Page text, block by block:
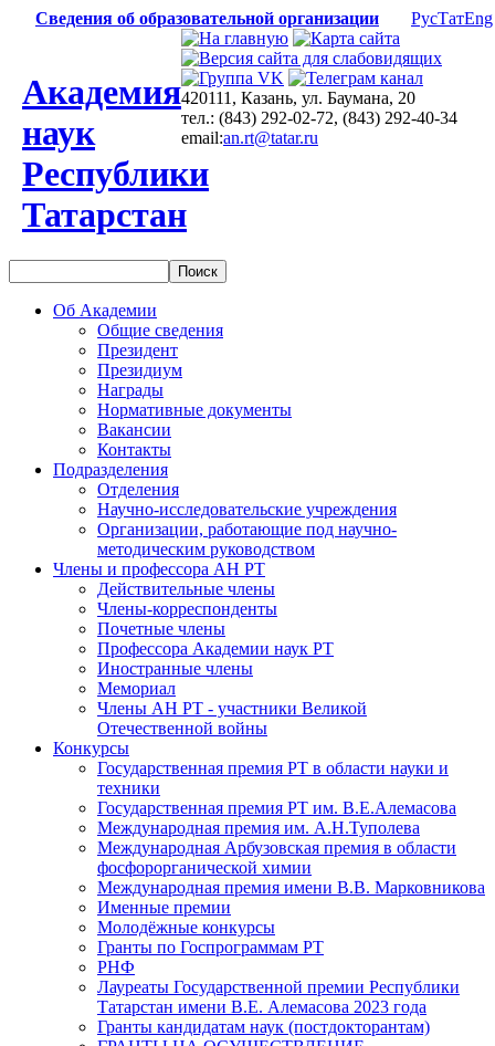
Сведения об образовательной организации РусТатEng
Академия
наук
Республики
Татарстан
420111, Казань, ул. Баумана, 20
тел.: (843) 292-02-72, (843) 292-40-34
email:an.rt@tatar.ru
Об Академии
Общие сведения
Президент
Президиум
Награды
Нормативные документы
Вакансии
Контакты
Подразделения
Отделения
Научно-исследовательские учреждения
Организации, работающие под научно-
методическим руководством
Члены и профессора АН РТ
Действительные члены
Члены-корреспонденты
Почетные члены
Профессора Академии наук РТ
Иностранные члены
Мемориал
Члены АН РТ - участники Великой
Отечественной войны
Конкурсы
Государственная премия РТ в области науки и
техники
Государственная премия РТ им. В.Е.Алемасова
Международная премия им. А.Н.Туполева
Международная Арбузовская премия в области
фосфорорганической химии
Международная премия имени В.В. Марковникова
Именные премии
Молодёжные конкурсы
Гранты по Госпрограммам РТ
РНФ
Лауреаты Государственной премии Республики
Татарстан имени В.Е. Алемасова 2023 года
Гранты кандидатам наук (постдокторантам)